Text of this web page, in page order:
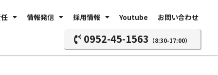
情報発信 採用情報 Youtube お問い合わせ
0952-45-1563 （8:30-17:00）